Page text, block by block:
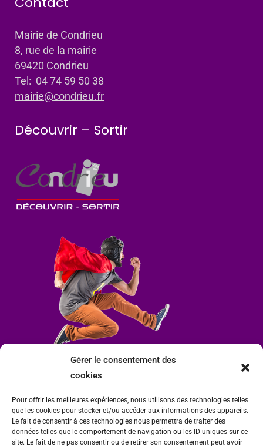
Gérer le consentement des
cookies
Pour offrir les meilleures expériences, nous utilisons des technologies telles
que les cookies pour stocker et/ou accéder aux informations des appareils.
Le fait de consentir à ces technologies nous permettra de traiter des
données telles que le comportement de navigation ou les ID uniques sur ce
site. Le fait de ne pas consentir ou de retirer son consentement peut avoir
Mairie de Condrieu
8, rue de la mairie
69420 Condrieu
Tel: 04 74 59 50 38
mairie@condrieu.fr
Découvrir – Sortir